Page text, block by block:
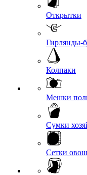
Открытки
Гирлянды-
Колпаки
Мешки
Сумки
Сетки